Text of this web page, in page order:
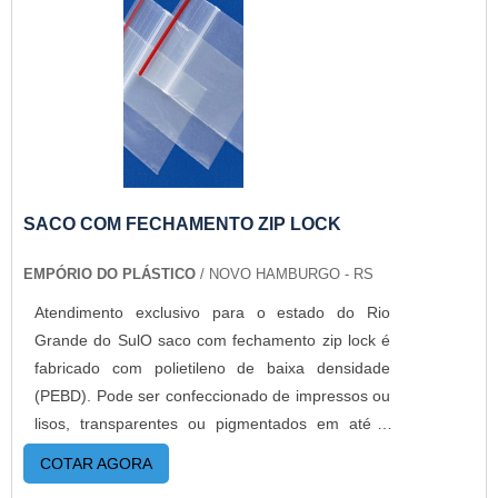
geral, otimizando tempo e espaço. Entre os
modelos mais comuns, encontra-se: Filme Stretch
Preto; Filme Stretch com Tubete; Filme Stretch
sem Tubete.ALTA EFICIÊNCIA EM BOINAS
STRETCH MEDIDA TRADICIONALA Empório do
Plástico passou a contratar a produção com
fábricas ainda mais modernas e custos reduzidos.
Aumentando, assim, o mix de sacos a pronta
quantidades. Para saber mais informações, basta
solicitar um orçamento..
SACO COM FECHAMENTO ZIP LOCK
EMPÓRIO DO PLÁSTICO / NOVO HAMBURGO - RS
Atendimento exclusivo para o estado do Rio
Grande do SulO saco com fechamento zip lock é
fabricado com polietileno de baixa densidade
(PEBD). Pode ser confeccionado de impressos ou
lisos, transparentes ou pigmentados em até 6
cores.O produto já ganhou espaço a muito tempo
na indústria, pois poucas embalagens protegem
COTAR AGORA